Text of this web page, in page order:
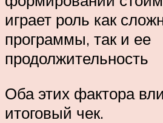
играет роль как
программы, так и ее
продолжительность
Оба этих фактора
итоговый чек.